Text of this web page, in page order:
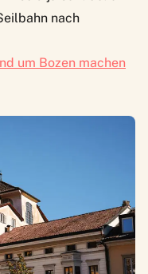
nach
um Bozen machen